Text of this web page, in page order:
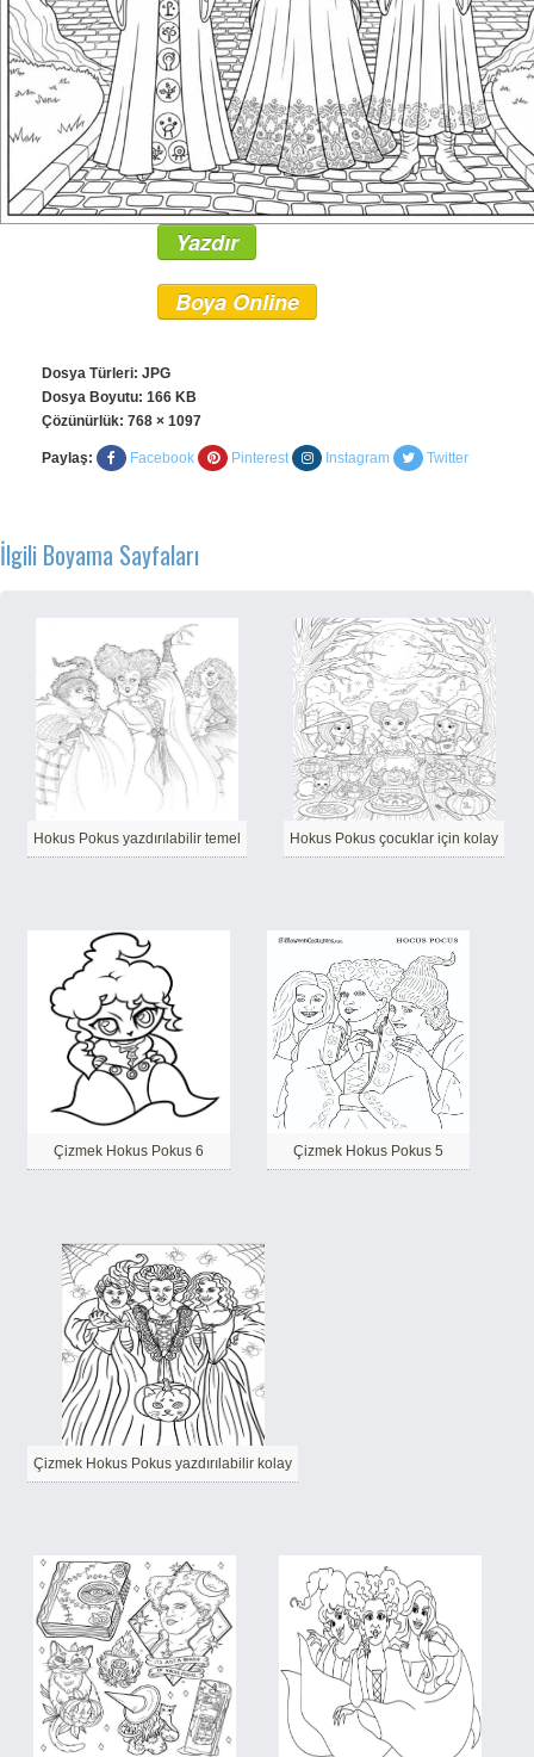
Yazdır
Boya Online
Dosya Türleri: JPG
Dosya Boyutu: 166 KB
Çözünürlük: 768 × 1097
Paylaş: Facebook Pinterest Instagram Twitter
İlgili Boyama Sayfaları
Hokus Pokus yazdırılabilir temel Hokus Pokus çocuklar için kolay
Çizmek Hokus Pokus 6 Çizmek Hokus Pokus 5
Çizmek Hokus Pokus yazdırılabilir kolay